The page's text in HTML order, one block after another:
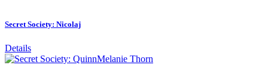
Secret Society: Nicolaj
Details
Melanie Thorn